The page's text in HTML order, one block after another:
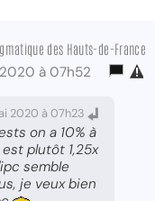
des Hauts-de-France
à 07h52
2020 à 07h23
on a 10% à
plutôt 1,25x
semble
je veux bien